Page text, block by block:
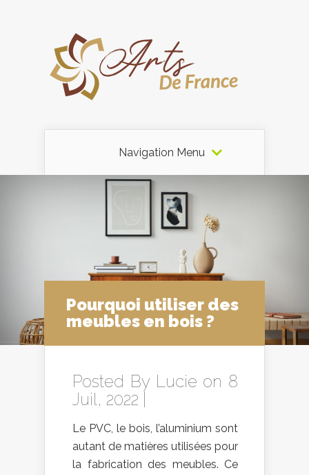
Navigation Menu
Pourquoi utiliser des
meubles en bois ?
Posted By Lucie on 8
Juil, 2022 |
Le PVC, le bois, l’aluminium sont
autant de matières utilisées pour
la fabrication des meubles. Ce